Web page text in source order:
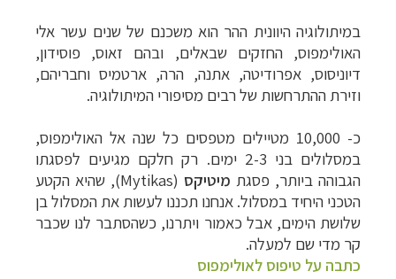
במיתולוגיה היוונית ההר הוא משכנם של שנים עשר אלי
האולימפוס, החזקים שבאלים, ובהם זאוס, פוסידון,
דיוניסוס, אפרודיטה, אתנה, הרה, ארטמיס וחבריהם,
וזירת ההתרחשות של רבים מסיפורי המיתולוגיה.
כ- 10,000 מטיילים מטפסים כל שנה אל האולימפוס,
במסלולים בני 2-3 ימים. רק חלקם מגיעים לפסגתו
הגבוהה ביותר, פסגת מיטיקס (
Mytikas), שהיא הקטע
הטכני היחיד במסלול. אנחנו תכננו לעשות את המסלול בן
שלושת הימים, אבל כאמור ויתרנו, כשהסתבר לנו שכבר
קר מדי שם למעלה.
כתבה על טיפוס לאולימפוס